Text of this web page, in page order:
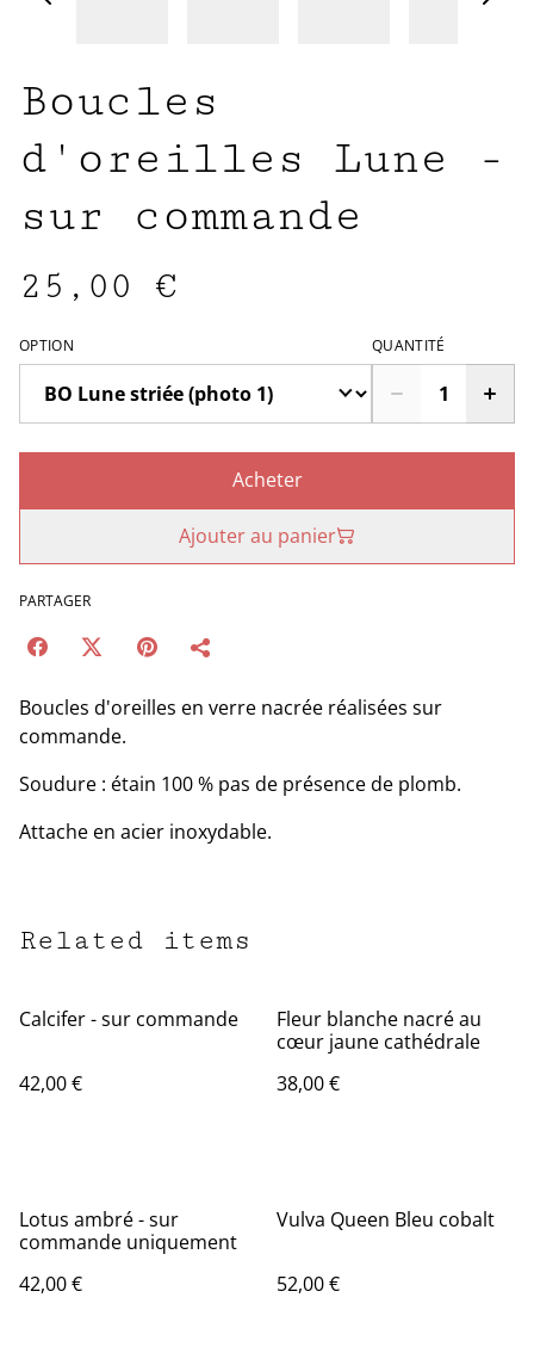
Boucles
d'oreilles Lune -
sur commande
25,00 €
OPTION QUANTITÉ
Acheter
Ajouter au panier
PARTAGER
Boucles d'oreilles en verre nacrée réalisées sur
commande.
Soudure : étain 100 % pas de présence de plomb.
Attache en acier inoxydable.
Related items
Calcifer - sur commande
42,00 €
Fleur blanche nacré au
cœur jaune cathédrale
38,00 €
Lotus ambré - sur
commande uniquement
42,00 €
Vulva Queen Bleu cobalt
52,00 €